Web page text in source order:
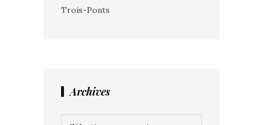
Trois-Ponts
Archives